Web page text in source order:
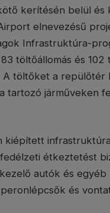
kerítésén belül
elnevezésű
Infrastruktúra-
töltőállomás és
A töltőket a
tartozó járműveken
étkeztetést
autók és
és